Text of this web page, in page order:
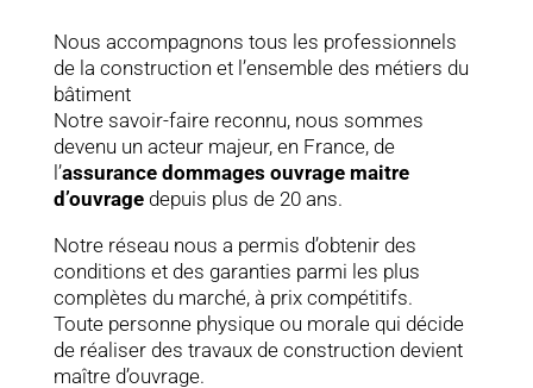
Nous accompagnons tous les professionnels
de la construction et l’ensemble des métiers du
bâtiment
Notre savoir-faire reconnu, nous sommes
devenu un acteur majeur, en France, de
l’assurance dommages ouvrage maitre
d’ouvragedepuis plus de 20 ans.
Notre réseau nous a permis d’obtenir des
conditions et des garanties parmi les plus
complètes du marché, à prix compétitifs.
Toute personne physique ou morale qui décide
de réaliser des travaux de construction devient
maître d’ouvrage.